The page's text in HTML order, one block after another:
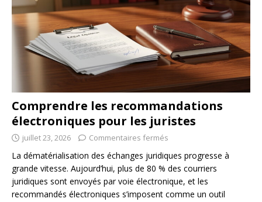
Comprendre les recommandations
électroniques pour les juristes
juillet 23, 2026 Commentaires fermés
La dématérialisation des échanges juridiques progresse à
grande vitesse. Aujourd’hui, plus de 80 % des courriers
juridiques sont envoyés par voie électronique, et les
recommandés électroniques s’imposent comme un outil